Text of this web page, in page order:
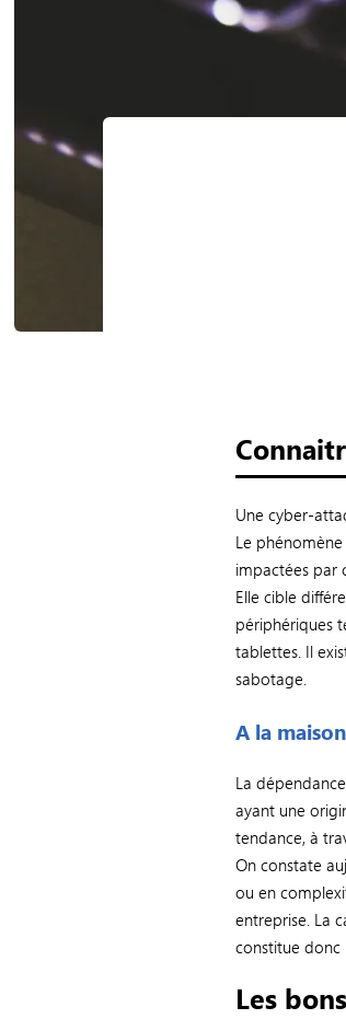
Une cyber-
Le
impactées par
Elle cible
périphériques
tablettes. Il
sabotage.
A la
La
ayant une
tendance, à
On constate
ou en
entreprise. La
constitue donc
Les